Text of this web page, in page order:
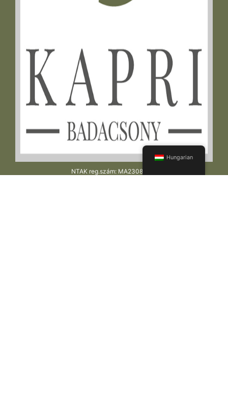
NTAK reg.szám: MA23083981
Hungarian